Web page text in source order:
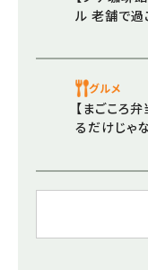
ル 老舗で
モーニング
グルメ
【まごころ
るだけじゃ